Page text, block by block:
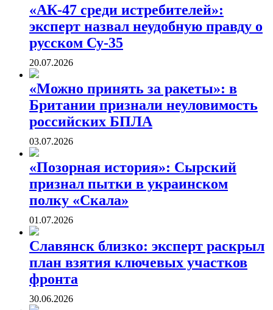
«АК-47 среди истребителей»:
эксперт назвал неудобную правду о
русском Су-35
20.07.2026
«Можно принять за ракеты»: в
Британии признали неуловимость
российских БПЛА
03.07.2026
«Позорная история»: Сырский
признал пытки в украинском
полку «Скала»
01.07.2026
Славянск близко: эксперт раскрыл
план взятия ключевых участков
фронта
30.06.2026